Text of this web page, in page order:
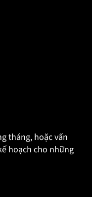
tháng, hoặc vấn
hoạch cho những